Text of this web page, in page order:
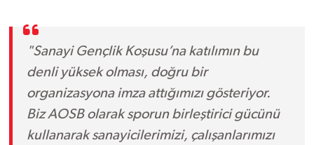
"Sanayi Gençlik Koşusu’na katılımın bu
denli yüksek olması, doğru bir
organizasyona imza attığımızı gösteriyor.
Biz AOSB olarak sporun birleştirici gücünü
kullanarak sanayicilerimizi, çalışanlarımızı